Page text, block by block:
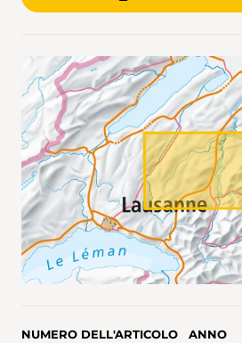
NUMERO DELL'ARTICOLO ANNO